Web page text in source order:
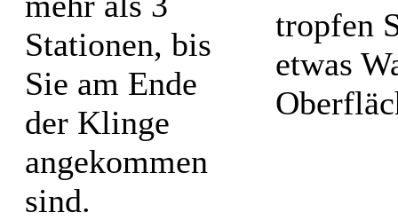
Stationen, bis
Sie am Ende
der Klinge
angekommen
sind.
tropfen
etwas